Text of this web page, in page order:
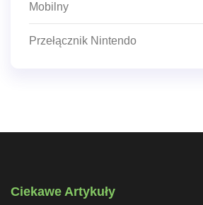
Mobilny
Przełącznik Nintendo
Ciekawe Artykuły